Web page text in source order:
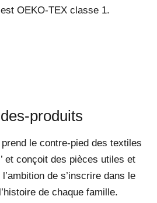
est OEKO-TEX classe 1.
le contre-pied des textiles
et conçoit des pièces utiles et
de s’inscrire dans le
de chaque famille.